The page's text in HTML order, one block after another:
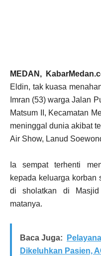
MEDAN,
Eldin, tak kuasa
Imran (53) warga Jalan
Matsum II, Kecamatan
meninggal dunia akibat
Air Show, Lanud
Ia sempat terhenti
kepada keluarga korban
di sholatkan di
matanya.
Baca Juga:
Dikeluhkan Pasien,